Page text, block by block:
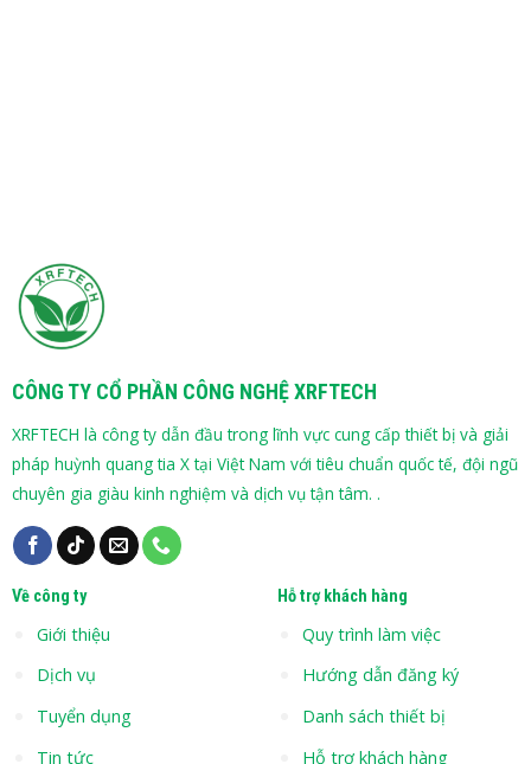
CÔNG TY CỔ PHẦN CÔNG NGHỆ XRFTECH
XRFTECH là công ty dẫn đầu trong lĩnh vực cung cấp thiết bị và giải
pháp huỳnh quang tia X tại Việt Nam với tiêu chuẩn quốc tế, đội ngũ
chuyên gia giàu kinh nghiệm và dịch vụ tận tâm. .
Về công ty
Giới thiệu
Dịch vụ
Tuyển dụng
Tin tức
Hỗ trợ khách hàng
Quy trình làm việc
Hướng dẫn đăng ký
Danh sách thiết bị
Hỗ trợ khách hàng